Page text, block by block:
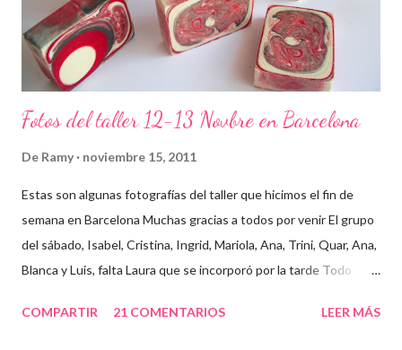
Fotos del taller 12-13 Novbre en Barcelona
De Ramy noviembre 15, 2011
Estas son algunas fotografías del taller que hicimos el fin de
semana en Barcelona Muchas gracias a todos por venir El grupo
del sábado, Isabel, Cristina, Ingrid, Mariola, Ana, Trini, Quar, Ana,
Blanca y Luis, falta Laura que se incorporó por la tarde Todo
primero un poco de teórica para tener claro lo que tenemos que
COMPARTIR 21 COMENTARIOS LEER MÁS